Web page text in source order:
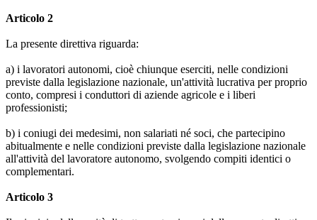
Articolo 2
La presente direttiva riguarda:
a) i lavoratori autonomi, cioè chiunque eserciti, nelle condizioni
previste dalla legislazione nazionale, un'attività lucrativa per proprio
conto, compresi i conduttori di aziende agricole e i liberi
professionisti;
b) i coniugi dei medesimi, non salariati né soci, che partecipino
abitualmente e nelle condizioni previste dalla legislazione nazionale
all'attività del lavoratore autonomo, svolgendo compiti identici o
complementari.
Articolo 3